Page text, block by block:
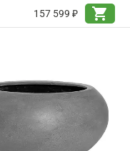
157 599 ₽
shopping_cart